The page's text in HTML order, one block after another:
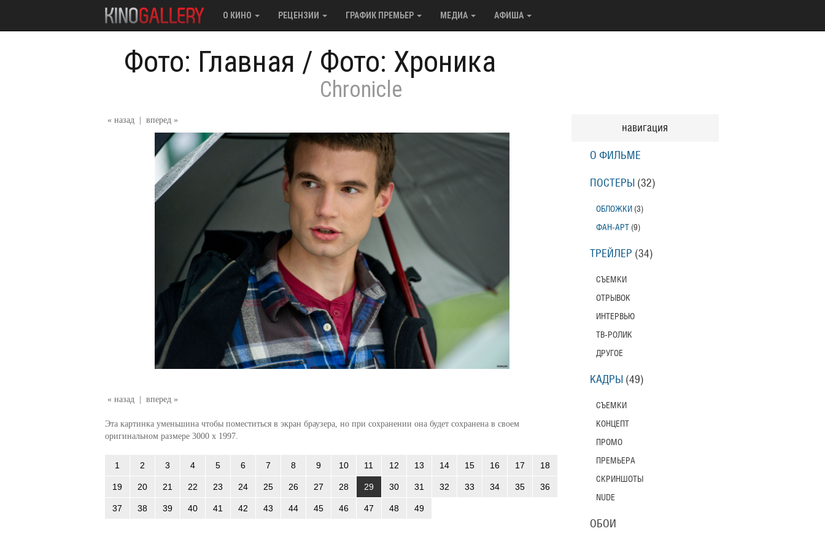
О КИНО РЕЦЕНЗИИ ГРАФИК ПРЕМЬЕР МЕДИА АФИША
Фото: Главная / Фото: Хроника
Chronicle
« назад вперед »
« назад вперед »
Эта картинка уменьшина чтобы поместиться в экран браузера, но при сохранении она будет сохранена в своем
оригинальном размере 3000 x 1997.
1 2 3 4 5 6 7 8 9 10 11 12 13 14 15 16 17 18
19 20 21 22 23 24 25 26 27 28 29 30 31 32 33 34 35 36
37 38 39 40 41 42 43 44 45 46 47 48 49
навигация
О ФИЛЬМЕ
ПОСТЕРЫ (32)
ОБЛОЖКИ (3)
ФАН-АРТ (9)
ТРЕЙЛЕР (34)
СЪЕМКИ
ОТРЫВОК
ИНТЕРВЬЮ
ТВ-РОЛИК
ДРУГОЕ
КАДРЫ (49)
СЪЕМКИ
КОНЦЕПТ
ПРОМО
ПРЕМЬЕРА
СКРИНШОТЫ
NUDE
ОБОИ